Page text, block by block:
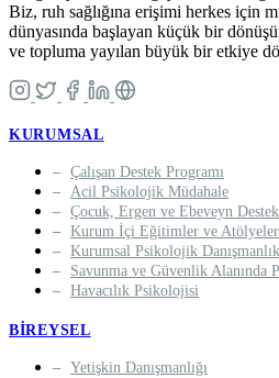
Biz, ruh sağlığına erişimi herkes için
dünyasında başlayan küçük bir
ve topluma yayılan büyük bir etkiye
KURUMSAL
Çalışan Destek Programı
Acil Psikolojik Müdahale
Çocuk, Ergen ve Ebeveyn
Kurum İçi Eğitimler ve Atölyeler
Kurumsal Psikolojik Danışmanlık
Savunma ve Güvenlik Alanında
Havacılık Psikolojisi
BIREYSEL
Yetişkin Danışmanlığı